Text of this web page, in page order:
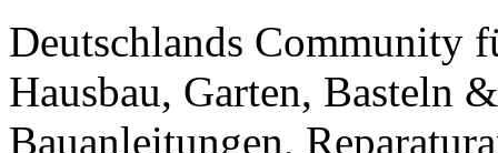
Deutschlands Community
Hausbau, Garten, Basteln
Bauanleitungen,